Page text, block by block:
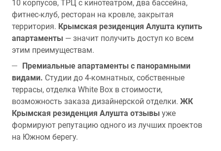
10 корпусов, ТРЦ с кинотеатром, два бассейна,
фитнес-клуб, ресторан на кровле, закрытая
территория. Крымская резиденция Алушта купить
апартаменты — значит получить доступ ко всем
этим преимуществам.
Премиальные апартаменты с панорамными
видами. Студии до 4-комнатных, собственные
террасы, отделка White Box в стоимости,
возможность заказа дизайнерской отделки. ЖК
Крымская резиденция Алушта отзывы уже
формируют репутацию одного из лучших проектов
на Южном берегу.